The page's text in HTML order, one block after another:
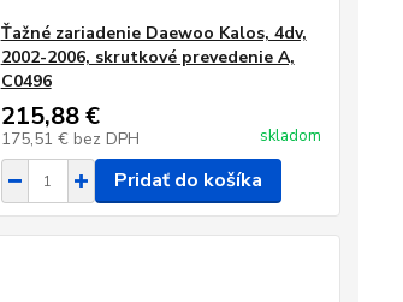
Ťažné zariadenie Daewoo Kalos, 4dv,
2002-2006, skrutkové prevedenie A,
C0496
215,88 €
175,51 € bez DPH skladom
Pridať do košíka